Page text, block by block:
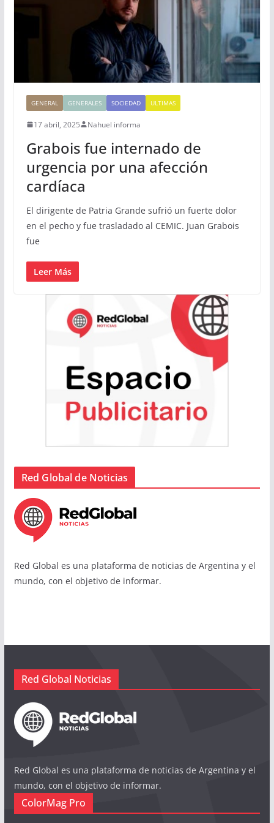
GENERAL GENERALES SOCIEDAD ULTIMAS
17 abril, 2025 Nahuel informa
Grabois fue internado de
urgencia por una afección
cardíaca
El dirigente de Patria Grande sufrió un fuerte dolor
en el pecho y fue trasladado al CEMIC. Juan Grabois
fue
Leer Más
Red Global de Noticias
Red Global es una plataforma de noticias de Argentina y el
mundo, con el objetivo de informar.
Red Global Noticias
Red Global es una plataforma de noticias de Argentina y el
mundo, con el objetivo de informar.
ColorMag Pro